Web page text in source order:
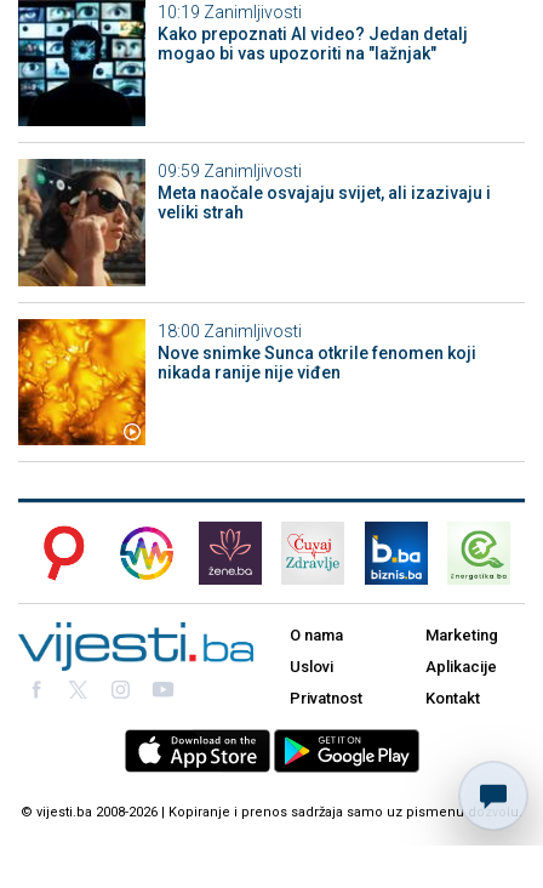
10:19 Zanimljivosti
Kako prepoznati AI video? Jedan detalj
mogao bi vas upozoriti na "lažnjak"
09:59 Zanimljivosti
Meta naočale osvajaju svijet, ali izazivaju i
veliki strah
18:00 Zanimljivosti
Nove snimke Sunca otkrile fenomen koji
nikada ranije nije viđen
O nama
Uslovi
Privatnost
Marketing
Aplikacije
Kontakt
© vijesti.ba 2008-2026 | Kopiranje i prenos sadržaja samo uz pismenu dozvolu.